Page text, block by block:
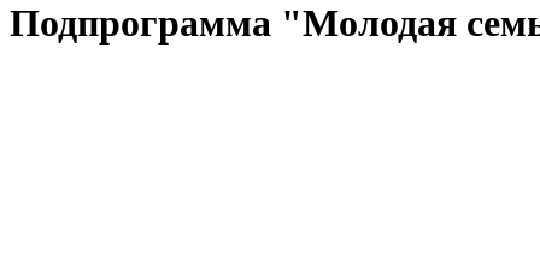
Подпрограмма "Молодая